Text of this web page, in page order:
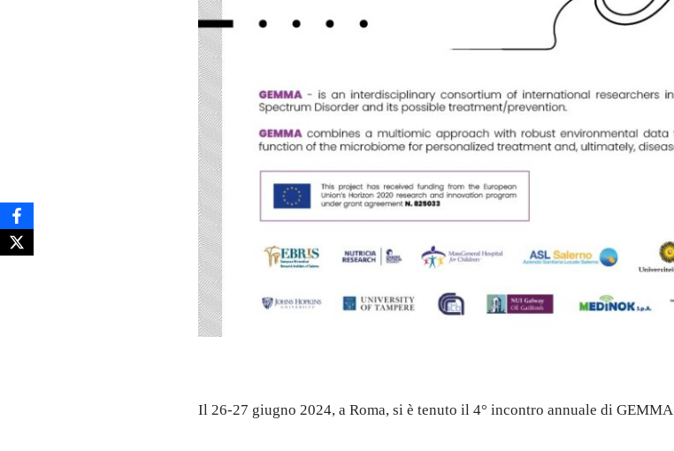
Il 26-27 giugno 2024, a Roma, si è tenuto il 4° incontro annuale di GEMMA